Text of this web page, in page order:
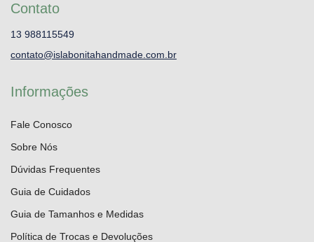
Contato
13 988115549
contato@islabonitahandmade.com.br
Informações
Fale Conosco
Sobre Nós
Dúvidas Frequentes
Guia de Cuidados
Guia de Tamanhos e Medidas
Política de Trocas e Devoluções